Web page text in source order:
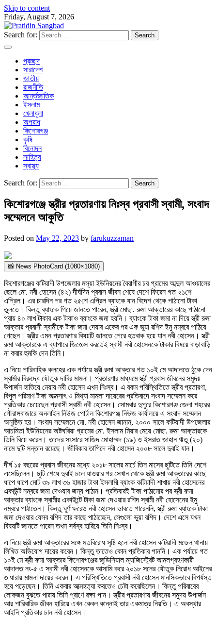
Skip to content
Friday, August 7, 2026
Search for:
প্রচ্ছদ
সারাদেশ
জাতীয়
রাজনীতি
আর্ন্তজাতিক
ইসলাম
খেলাধূলা
অপরাধ
কিশোরগঞ্জ
কৃষি
বিনোদন
সাহিত্য
স্বাস্থ্য
Search for:
কিশোরগঞ্জে স্ত্রীর প্রতারণায় নিঃস্ব প্রবাসী স্বামী, সংবাদ
সম্মেলনে আকুতি
Posted on May 22, 2023 by farukuzzaman
📸 News PhotoCard (1080×1080)
কিশোরগঞ্জের কটিয়াদী উপজেলার মসূয়া ইউনিয়নের বৈরাগীর চর গ্রামের আব্দুল আওয়ালের
ছেলে মো. নবী হোসেন (৪২) দীর্ঘদিন প্রবাস জীবন শেষে দেশে ফিরেন গত ২১শে
এপ্রিল। এর চারদিন পর গত ২৫শে এপ্রিল ব্যাংকে যান বিদেশ থেকে পাঠানো টাকা
তুলতে। কিন্তু ব্যাংকে গিয়ে জানতে পারেন, স্ত্রী মোছা. রুমা আক্তারের কাছে পাঠানো
প্রায় ৪০ লাখ টাকার এক টাকাও ব্যাংকে জমা হয়নি। ব্যাংকে টাকা জমা না দিয়ে স্ত্রী রুমা
আক্তার প্রবাসী স্বামীকে টাকা জমা দেয়ার একের পর এক ভুয়া রশিদ ইমু নম্বরে পাঠিয়ে
গেছেন। স্ত্রীর এমন প্রতারণার বিষয়টি জানতে পেরে হতবাক হয়ে যান নবী হোসেন। স্ত্রী
রুমা আক্তারকে এ ব্যাপারে জিজ্ঞেস করতেই স্বামী নবী হোসেনকে টাকার বিষয়ে বাড়াবাড়ি
না করার হুমকি দেন তিনি।
এ নিয়ে পারিবাহিক কলহের এক পর্যায়ে স্ত্রী রুমা আক্তার গত ১০ই মে আদালতে ঠুকে দেন
স্বামীর বিরুদ্ধে যৌতুক দাবির মামলা। প্রতারণার মাধ্যমে স্ত্রী প্রবাস জীবনের সমুদয়
উপার্জন হাতিয়ে নেয়ায় নবী হোসেন এখন নিঃস্ব। এ রকম পরিস্থিতিতে স্ত্রীর প্রতারণা,
বিপুল পরিমাণ টাকা আত্মসাৎ ও মিথ্যা মামলা দায়েরের প্রতিবাদে সংবাদ সম্মেলন করে
প্রতিকার চেয়েছেন প্রবাসী স্বামী নবী হোসেন। সোমবার দুপুরে কিশোরগঞ্জ জেলা শহরের
গৌরাঙ্গবাজারে অনলাইন নিউজ পোর্টাল কিশোরগঞ্জ নিউজ কার্যালয়ে এ সংবাদ সম্মেলন
অনুষ্ঠিত হয়। সংবাদ সম্মেলনে মো. নবী হোসেন জানান, ২০০০ সালে কটিয়াদী উপজেলার
আচমিতা ইউনিয়নের অষ্টঘরিয়া গ্রামের মো. ইসলাম মিয়ার মেয়ে মোছা. রুমা আক্তারকে
তিনি বিয়ে করেন। তাদের সংসারে সাজিদ মোহাম্মদ (১৯) ও ইসরাত জাহান ঋতু (২০)
নামে দুটি সন্তান রয়েছে। জীবিকার তাগিদে নবী হোসেন ২০০৮ সালে দুবাই যান।
দীর্ঘ ১৫ বছরের প্রবাস জীবনের মধ্যে ২০১৮ সালের মার্চে তিন মাসের ছুটিতে তিনি দেশে
এসেছিলেন। ছুটি শেষে দুবাই চলে যাওয়ার পর সেখান থেকে স্ত্রী রুমা আক্তারের কাছে
ধাপে ধাপে মোট ৩৯ লাখ ৩৬ হাজার টাকা ইসলামী ব্যাংক কটিয়াদী শাখায় নবী হোসেনের
একাউন্ট নম্বরে জমা দেওয়ার জন্য পাঠান। প্রতিবারই টাকা পাঠানোর পর স্ত্রী রুমা
আক্তার ব্যাংকে স্বামীর একাউন্টে টাকা জমা দেওয়ার রশিদ স্বামী নবী হোসেনের ইমু
নম্বরে পাঠাতেন। কিন্তু ঘূর্ণাক্ষরেও নবী হোসেন ভাবতে পারেননি, স্ত্রী রুমা ব্যাংকে টাকা
জমা দেওয়ার যেসব রশিদ তার কাছে পাঠাচ্ছেন, সেগুলো ভুয়া রশিদ। দেশে এসে যখন
বিষয়টি জানতে পারেন তখন সর্বস্ব হারিয়ে তিনি নিঃস্ব।
এ নিয়ে স্ত্রী রুমা আক্তারের সঙ্গে মতবিরোধ সৃষ্টি হলে নবী হোসেন কটিয়াদী মডেল থানায়
লিখিত অভিযোগ দায়ের করেন। কিন্তু তাতেও কোন প্রতিকার পাননি। এক পর্যায়ে গত
১০ই মে স্ত্রী রুমা আক্তার কিশোরগঞ্জের জুডিসিয়াল ম্যাজিস্ট্রেট আমলগ্রহণকারী
আদালত নং-৫ এ স্বামী নবী হোসেনকে আসামি করে ২০১৮ সনের যৌতুক নিরোধ আইনের
৩ ধারায় মামলা দায়ের করেন। এ পরিস্থিতিতে প্রবাসী নবী হোসেন মানসিকভাবে বিপর্যস্ত
হয়ে পড়েছেন। তিনি একবার আত্মহত্যা করতেও চেষ্টা করেছিলেন। কিন্তু পরিবারের
লোকজন বুঝতে পারায় তিনি প্রাণে রক্ষা পান। স্ত্রীর প্রতারণায় জীবনের সমুদয় উপার্জন
আর পারিবারিক জীবন হারিয়ে এখন কেবল কান্নাই তার একমাত্র নিয়তি। এ অবস্থার
আইনি প্রতিকার চান নবী হোসেন।